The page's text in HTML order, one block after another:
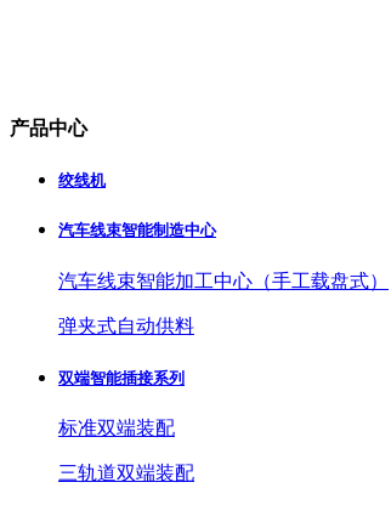
产品中心
绞线机
汽车线束智能制造中心
汽车线束智能加工中心（手工载盘式）
弹夹式自动供料
双端智能插接系列
标准双端装配
三轨道双端装配